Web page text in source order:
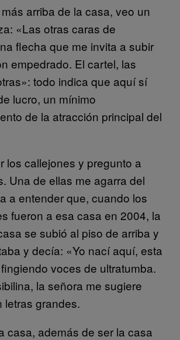
arriba de la casa, veo un
«Las otras caras de
flecha que me invita a subir
empedrado. El cartel, las
todo indica que aquí sí
lucro, un mínimo
de la atracción principal del
los callejones y pregunto a
Una de ellas me agarra del
a entender que, cuando los
fueron a esa casa en 2004, la
se subió al piso de arriba y
y decía: «Yo nací aquí, esta
voces de ultratumba.
la señora me sugiere
letras grandes.
casa, además de ser la casa